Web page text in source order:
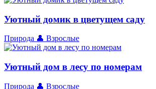
Уютный домик в цветущем саду
Природа 👤 Взрослые
Уютный дом в лесу по номерам
Природа 👤 Взрослые